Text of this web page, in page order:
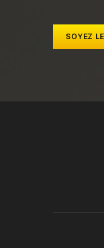
SOYEZ